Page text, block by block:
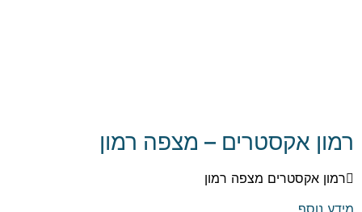
רמון אקסטרים – מצפה רמון
רמון אקסטרים מצפה רמון